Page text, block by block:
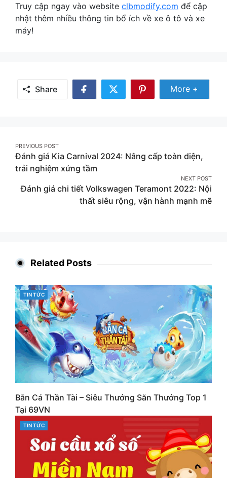
Truy cập ngay vào website clbmodify.com để cập
nhật thêm nhiều thông tin bổ ích về xe ô tô và xe
máy!
Share
Share
Share
Share
More +
Post
navigation
PREVIOUS POST
Đánh giá Kia Carnival 2024: Nâng cấp toàn diện,
trải nghiệm xứng tầm
NEXT POST
Đánh giá chi tiết Volkswagen Teramont 2022: Nội
thất siêu rộng, vận hành mạnh mẽ
Related Posts
CATEGORIES
TIN TỨC
Bắn Cá Thần Tài – Siêu Thưởng Săn Thưởng Top 1
Tại 69VN
CATEGORIES
TIN TỨC